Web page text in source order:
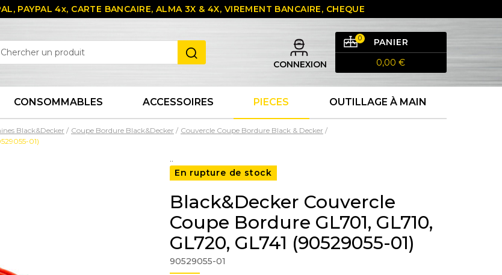
PAYPAL 4x, CARTE BANCAIRE, ALMA 3X & 4X, VIREMENT BANCAIRE, CHEQUE
CONNEXION
PANIER
0
0,00 €
CONSOMMABLES ACCESSOIRES PIECES OUTILLAGE À MAIN
Black&Decker Coupe Bordure Black&Decker
Couvercle Coupe Bordure Black & Decker
01)
..
En rupture de stock
Black&Decker Couvercle
Coupe Bordure GL701, GL710,
GL720, GL741 (90529055-01)
90529055-01